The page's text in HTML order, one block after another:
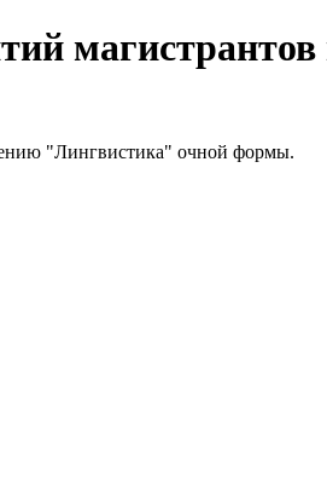
"Лингвистика" очной формы.